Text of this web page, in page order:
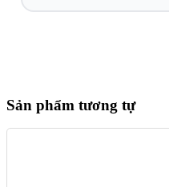
Sản phẩm tương tự